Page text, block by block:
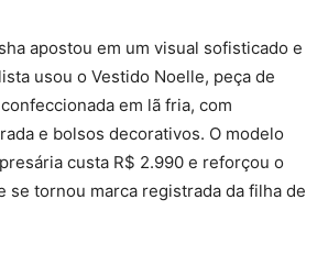
apostou em um visual sofisticado e
usou o Vestido Noelle, peça de
em lã fria, com
e bolsos decorativos. O modelo
custa R$ 2.990 e reforçou o
se tornou marca registrada da filha de